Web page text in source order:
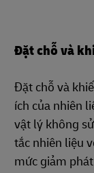
Đặt chỗ và
Đặt chỗ và
ích của nhiên
vật lý không
tắc nhiên liệu
mức giảm